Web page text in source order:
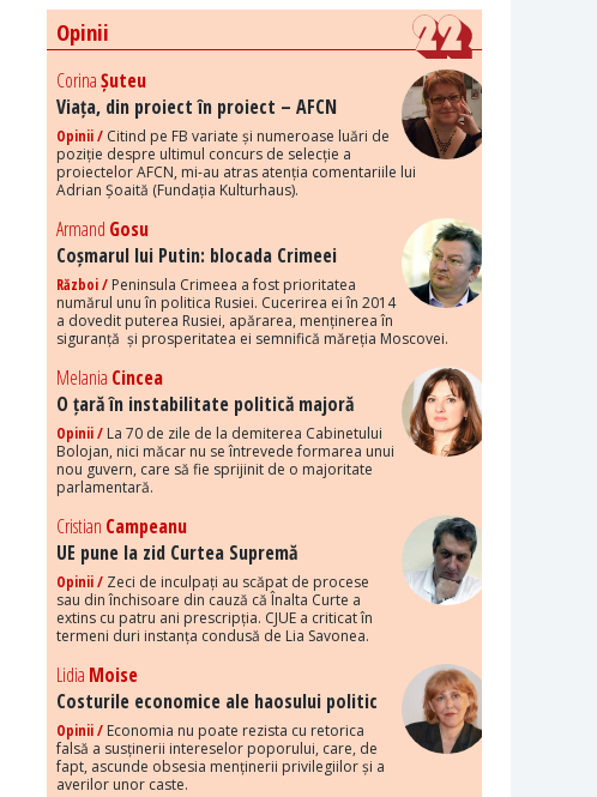
Opinii
CorinaȘuteu
Viața, din proiect în proiect – AFCN
Opinii / Citind pe FB variate și numeroase luări de
poziție despre ultimul concurs de selecție a
proiectelor AFCN, mi-au atras atenția comentariile lui
Adrian Șoaită (Fundația Kulturhaus).
Armand Gosu
Coșmarul lui Putin: blocada Crimeei
Război / Peninsula Crimeea a fost prioritatea
numărul unu în politica Rusiei. Cucerirea ei în 2014
a dovedit puterea Rusiei, apărarea, menținerea în
siguranță și prosperitatea ei semnifică măreția Moscovei.
Melania Cincea
O țară în instabilitate politică majoră
Opinii / La 70 de zile de la demiterea Cabinetului
Bolojan, nici măcar nu se întrevede formarea unui
nou guvern, care să fie sprijinit de o majoritate
parlamentară.
Cristian Campeanu
UE pune la zid Curtea Supremă
Opinii / Zeci de inculpați au scăpat de procese
sau din închisoare din cauză că Înalta Curte a
extins cu patru ani prescripția. CJUE a criticat în
termeni duri instanța condusă de Lia Savonea.
Lidia Moise
Costurile economice ale haosului politic
Opinii / Economia nu poate rezista cu retorica
falsă a susținerii intereselor poporului, care, de
fapt, ascunde obsesia menținerii privilegiilor și a
averilor unor caste.